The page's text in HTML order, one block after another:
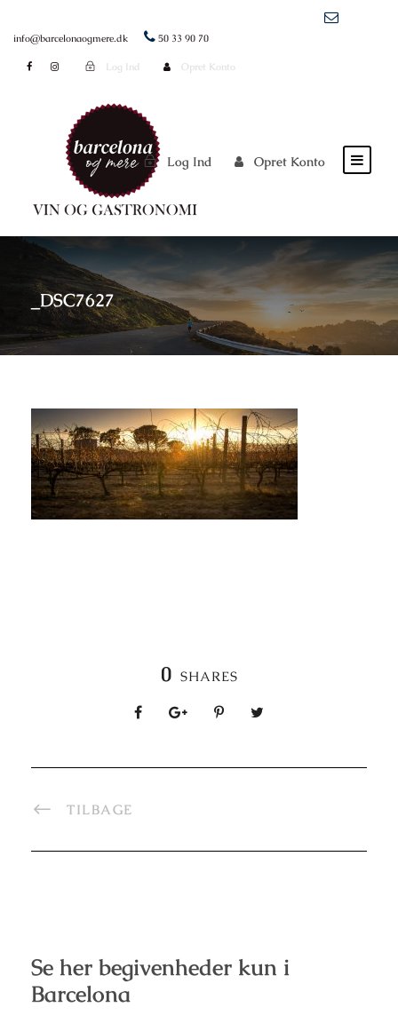
info@barcelonaogmere.dk 50 33 90 70
Log Ind Opret Konto
Log Ind Opret Konto
_DSC7627
0 SHARES
TILBAGE
Se her begivenheder kun i
Barcelona